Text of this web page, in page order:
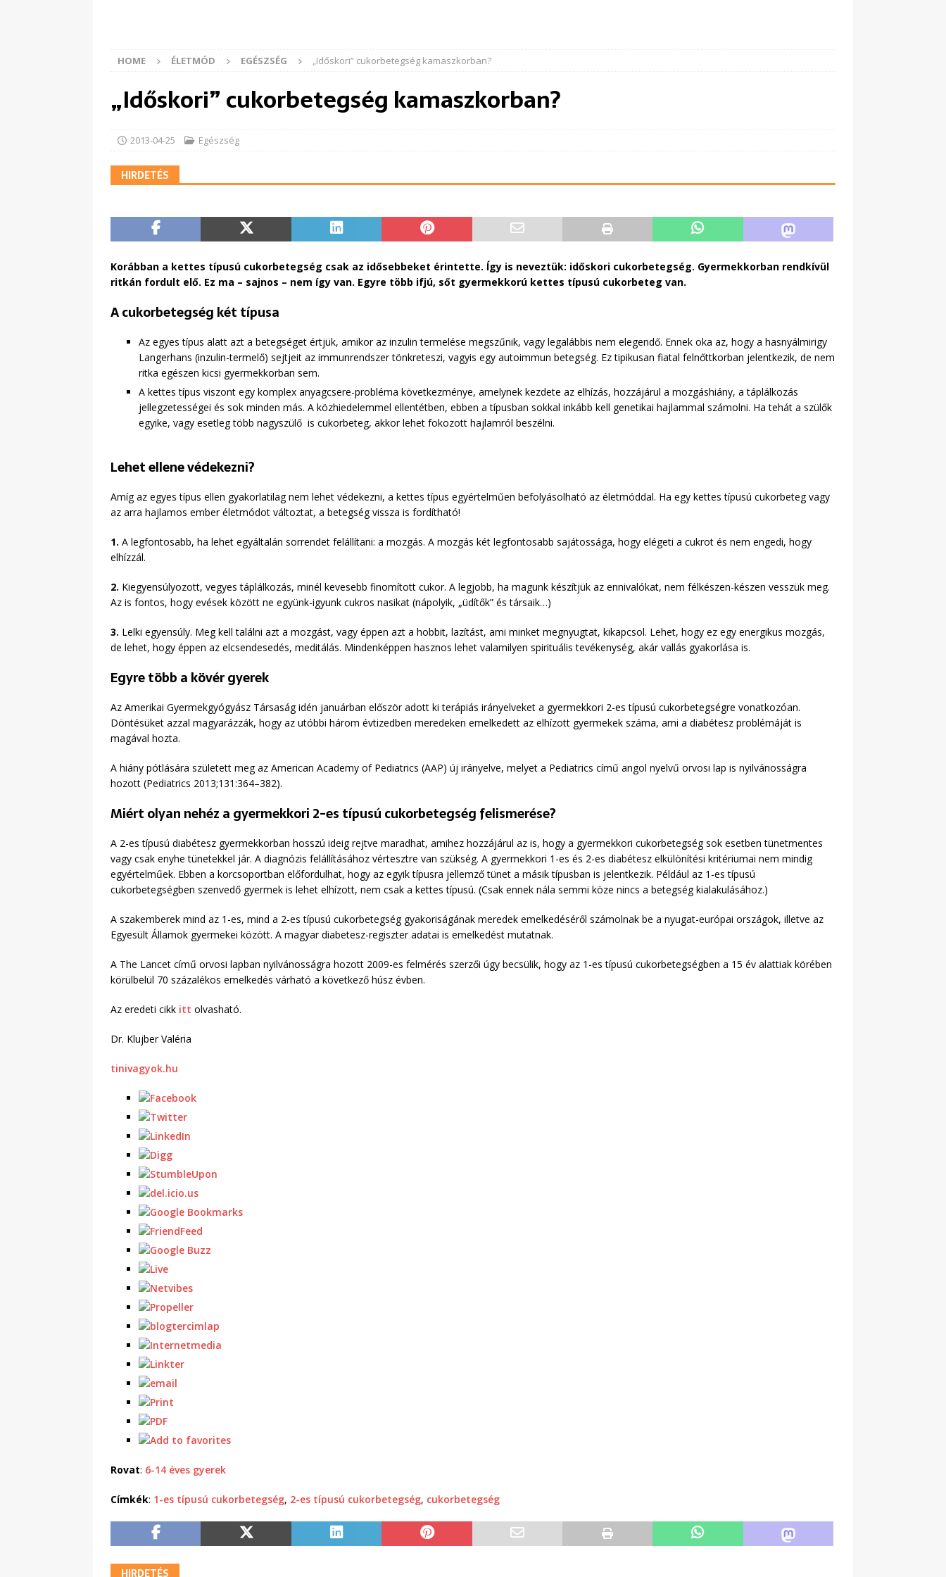
HOME ÉLETMÓD EGÉSZSÉG „Időskori” cukorbetegség kamaszkorban?
„Időskori” cukorbetegség kamaszkorban?
2013-04-25 Egészség
HIRDETÉS
Korábban a kettes típusú cukorbetegség csak az idősebbeket érintette. Így is neveztük: időskori cukorbetegség. Gyermekkorban rendkívül
ritkán fordult elő. Ez ma – sajnos – nem így van. Egyre több ifjú, sőt gyermekkorú kettes típusú cukorbeteg van.
A cukorbetegség két típusa
Az egyes típus alatt azt a betegséget értjük, amikor az inzulin termelése megszűnik, vagy legalábbis nem elegendő. Ennek oka az, hogy a hasnyálmirigy
Langerhans (inzulin-termelő) sejtjeit az immunrendszer tönkreteszi, vagyis egy autoimmun betegség. Ez tipikusan fiatal felnőttkorban jelentkezik, de nem
ritka egészen kicsi gyermekkorban sem.
A kettes típus viszont egy komplex anyagcsere-probléma következménye, amelynek kezdete az elhízás, hozzájárul a mozgáshiány, a táplálkozás
jellegzetességei és sok minden más. A közhiedelemmel ellentétben, ebben a típusban sokkal inkább kell genetikai hajlammal számolni. Ha tehát a szülők
egyike, vagy esetleg több nagyszülő is cukorbeteg, akkor lehet fokozott hajlamról beszélni.
Lehet ellene védekezni?
Amíg az egyes típus ellen gyakorlatilag nem lehet védekezni, a kettes típus egyértelműen befolyásolható az életmóddal. Ha egy kettes típusú cukorbeteg vagy
az arra hajlamos ember életmódot változtat, a betegség vissza is fordítható!
1. A legfontosabb, ha lehet egyáltalán sorrendet felállítani: a mozgás. A mozgás két legfontosabb sajátossága, hogy elégeti a cukrot és nem engedi, hogy
elhízzál.
2. Kiegyensúlyozott, vegyes táplálkozás, minél kevesebb finomított cukor. A legjobb, ha magunk készítjük az ennivalókat, nem félkészen-készen vesszük meg.
Az is fontos, hogy evések között ne együnk-igyunk cukros nasikat (nápolyik, „üdítők” és társaik…)
3. Lelki egyensúly. Meg kell találni azt a mozgást, vagy éppen azt a hobbit, lazítást, ami minket megnyugtat, kikapcsol. Lehet, hogy ez egy energikus mozgás,
de lehet, hogy éppen az elcsendesedés, meditálás. Mindenképpen hasznos lehet valamilyen spirituális tevékenység, akár vallás gyakorlása is.
Egyre több a kövér gyerek
Az Amerikai Gyermekgyógyász Társaság idén januárban először adott ki terápiás irányelveket a gyermekkori 2-es típusú cukorbetegségre vonatkozóan.
Döntésüket azzal magyarázzák, hogy az utóbbi három évtizedben meredeken emelkedett az elhízott gyermekek száma, ami a diabétesz problémáját is
magával hozta.
A hiány pótlására született meg az American Academy of Pediatrics (AAP) új irányelve, melyet a Pediatrics című angol nyelvű orvosi lap is nyilvánosságra
hozott (Pediatrics 2013;131:364–382).
Miért olyan nehéz a gyermekkori 2-es típusú cukorbetegség felismerése?
A 2-es típusú diabétesz gyermekkorban hosszú ideig rejtve maradhat, amihez hozzájárul az is, hogy a gyermekkori cukorbetegség sok esetben tünetmentes
vagy csak enyhe tünetekkel jár. A diagnózis felállításához vértesztre van szükség. A gyermekkori 1-es és 2-es diabétesz elkülönítési kritériumai nem mindig
egyértelműek. Ebben a korcsoportban előfordulhat, hogy az egyik típusra jellemző tünet a másik típusban is jelentkezik. Például az 1-es típusú
cukorbetegségben szenvedő gyermek is lehet elhízott, nem csak a kettes típusú. (Csak ennek nála semmi köze nincs a betegség kialakulásához.)
A szakemberek mind az 1-es, mind a 2-es típusú cukorbetegség gyakoriságának meredek emelkedéséről számolnak be a nyugat-európai országok, illetve az
Egyesült Államok gyermekei között. A magyar diabetesz-regiszter adatai is emelkedést mutatnak.
A The Lancet című orvosi lapban nyilvánosságra hozott 2009-es felmérés szerzői úgy becsülik, hogy az 1-es típusú cukorbetegségben a 15 év alattiak körében
körülbelül 70 százalékos emelkedés várható a következő húsz évben.
Az eredeti cikk itt olvasható.
Dr. Klujber Valéria
tinivagyok.hu
Rovat: 6-14 éves gyerek
Címkék: 1-es típusú cukorbetegség, 2-es típusú cukorbetegség, cukorbetegség
HIRDETÉS